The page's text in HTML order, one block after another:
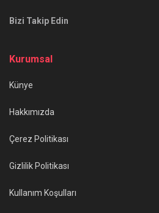
Bizi Takip Edin
Kurumsal
Künye
Hakkımızda
Çerez Politikası
Gizlilik Politikası
Kullanım Koşulları